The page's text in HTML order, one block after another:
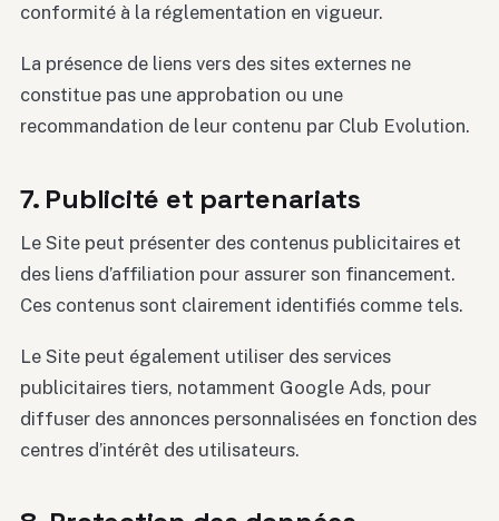
conformité à la réglementation en vigueur.
La présence de liens vers des sites externes ne
constitue pas une approbation ou une
recommandation de leur contenu par Club Evolution.
7. Publicité et partenariats
Le Site peut présenter des contenus publicitaires et
des liens d’affiliation pour assurer son financement.
Ces contenus sont clairement identifiés comme tels.
Le Site peut également utiliser des services
publicitaires tiers, notamment Google Ads, pour
diffuser des annonces personnalisées en fonction des
centres d’intérêt des utilisateurs.